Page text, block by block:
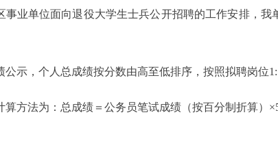
事业单位面向退役大学生士兵公开招聘的工作安排，
公示，个人总成绩按分数由高至低排序，按照拟聘岗位
算方法为：总成绩＝公务员笔试成绩（按百分制折算）